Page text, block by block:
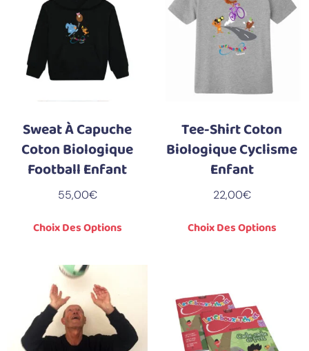
Sweat À Capuche
Coton Biologique
Football Enfant
55,00€
Choix Des Options
Tee-Shirt Coton
Biologique Cyclisme
Enfant
22,00€
Choix Des Options